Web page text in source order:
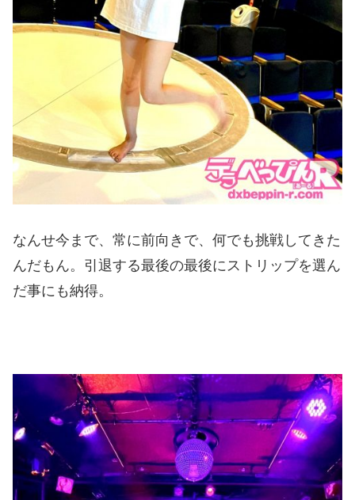
なんせ今まで、常に前向きで、何でも挑戦してきた
んだもん。引退する最後の最後にストリップを選ん
だ事にも納得。